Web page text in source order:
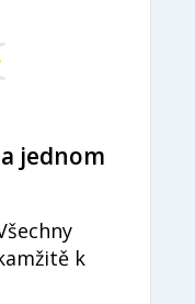
jednom
k